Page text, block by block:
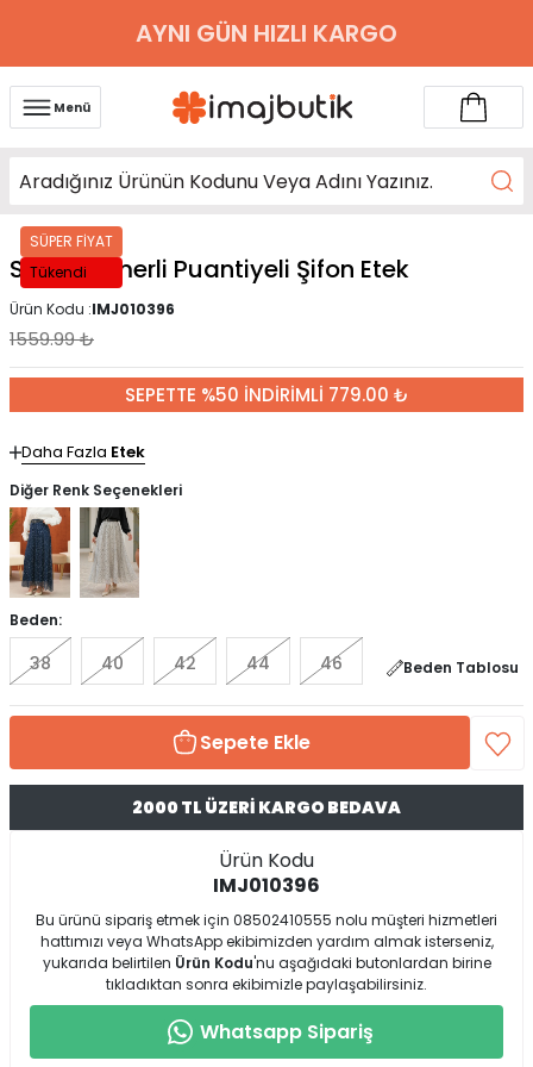
AYNI GÜN HIZLI KARGO
Menü
SÜPER FİYAT
Tükendi
Siyah Kemerli Puantiyeli Şifon Etek
Ürün Kodu :IMJ010396
1559.99₺
SEPETTE %50 İNDİRİMLİ 779.00 ₺
Daha Fazla Etek
Diğer Renk Seçenekleri
Beden:
38 40 42 44 46 Beden Tablosu
Sepete Ekle
2000 TL ÜZERİ KARGO BEDAVA
Ürün Kodu
IMJ010396
Bu ürünü sipariş etmek için 08502410555 nolu müşteri hizmetleri
hattımızı veya WhatsApp ekibimizden yardım almak isterseniz,
yukarıda belirtilen Ürün Kodu'nu aşağıdaki butonlardan birine
tıkladıktan sonra ekibimizle paylaşabilirsiniz.
Whatsapp Sipariş